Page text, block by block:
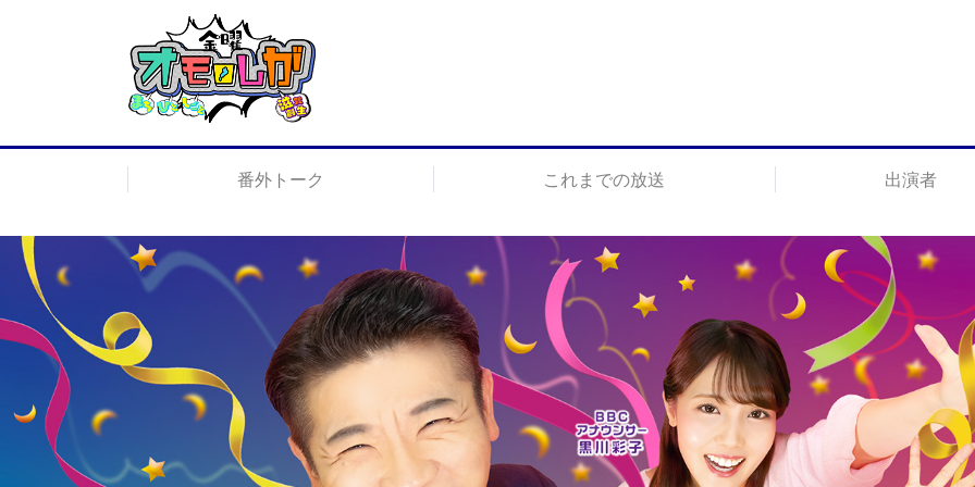
番外トーク これまでの放送 出演者